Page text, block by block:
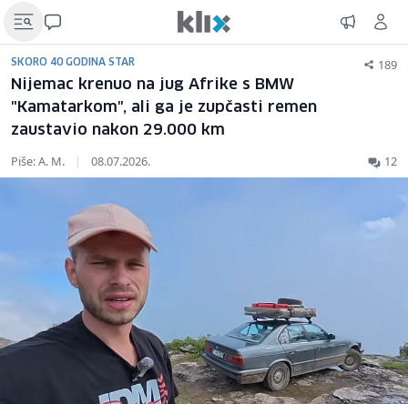
SKORO 40 GODINA STAR 189
Nijemac krenuo na jug Afrike s BMW
"Kamatarkom", ali ga je zupčasti remen
zaustavio nakon 29.000 km
Piše: A. M. | 08.07.2026. 12